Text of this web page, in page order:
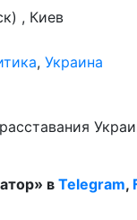
, Киев
, Украина
в Telegram,